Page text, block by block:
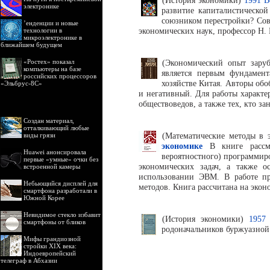
электронике
’енденции и новые
технологии в
микроэлектронике в
ближайшем будущем
«Ростех» показал
компьютеры на базе
российских процессоров
«Эльбрус-8С»
Создан материал,
отталкивающий любые
виды грязи
Huawei анонсировала
первые «умные» очки без
встроенной камеры
Небьющийся дисплей для
смартфона разработали в
Южной Корее
Невидимое стекло избавит
смартфоны от бликов
Мифы грандиозной
стройки XIX века:
Индоевропейский
телеграф в Абхазии
развитие
союзником перестройки?
экономических наук, профессор
(Экономический опыт
является первым
хозяйстве Китая. Авторы
и негативный. Для работы
обществоведов, а также тех, кто
(Математические методы в
экономике В книге
вероятностного)
экономических задач, а также
использовании ЭВМ. В работе
методов. Книга рассчитана на
(История экономики)
родоначальников